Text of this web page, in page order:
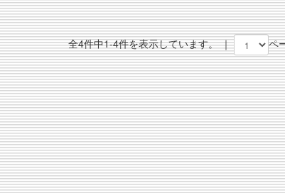
全4件中1-4件を表示しています。 ｜ ペ